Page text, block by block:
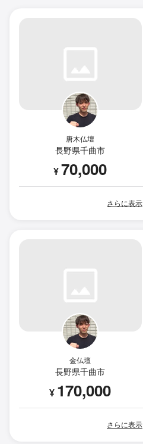
唐木仏壇
長野県千曲市
¥70,000
さらに表示
金仏壇
長野県千曲市
¥ 170,000
さらに表示